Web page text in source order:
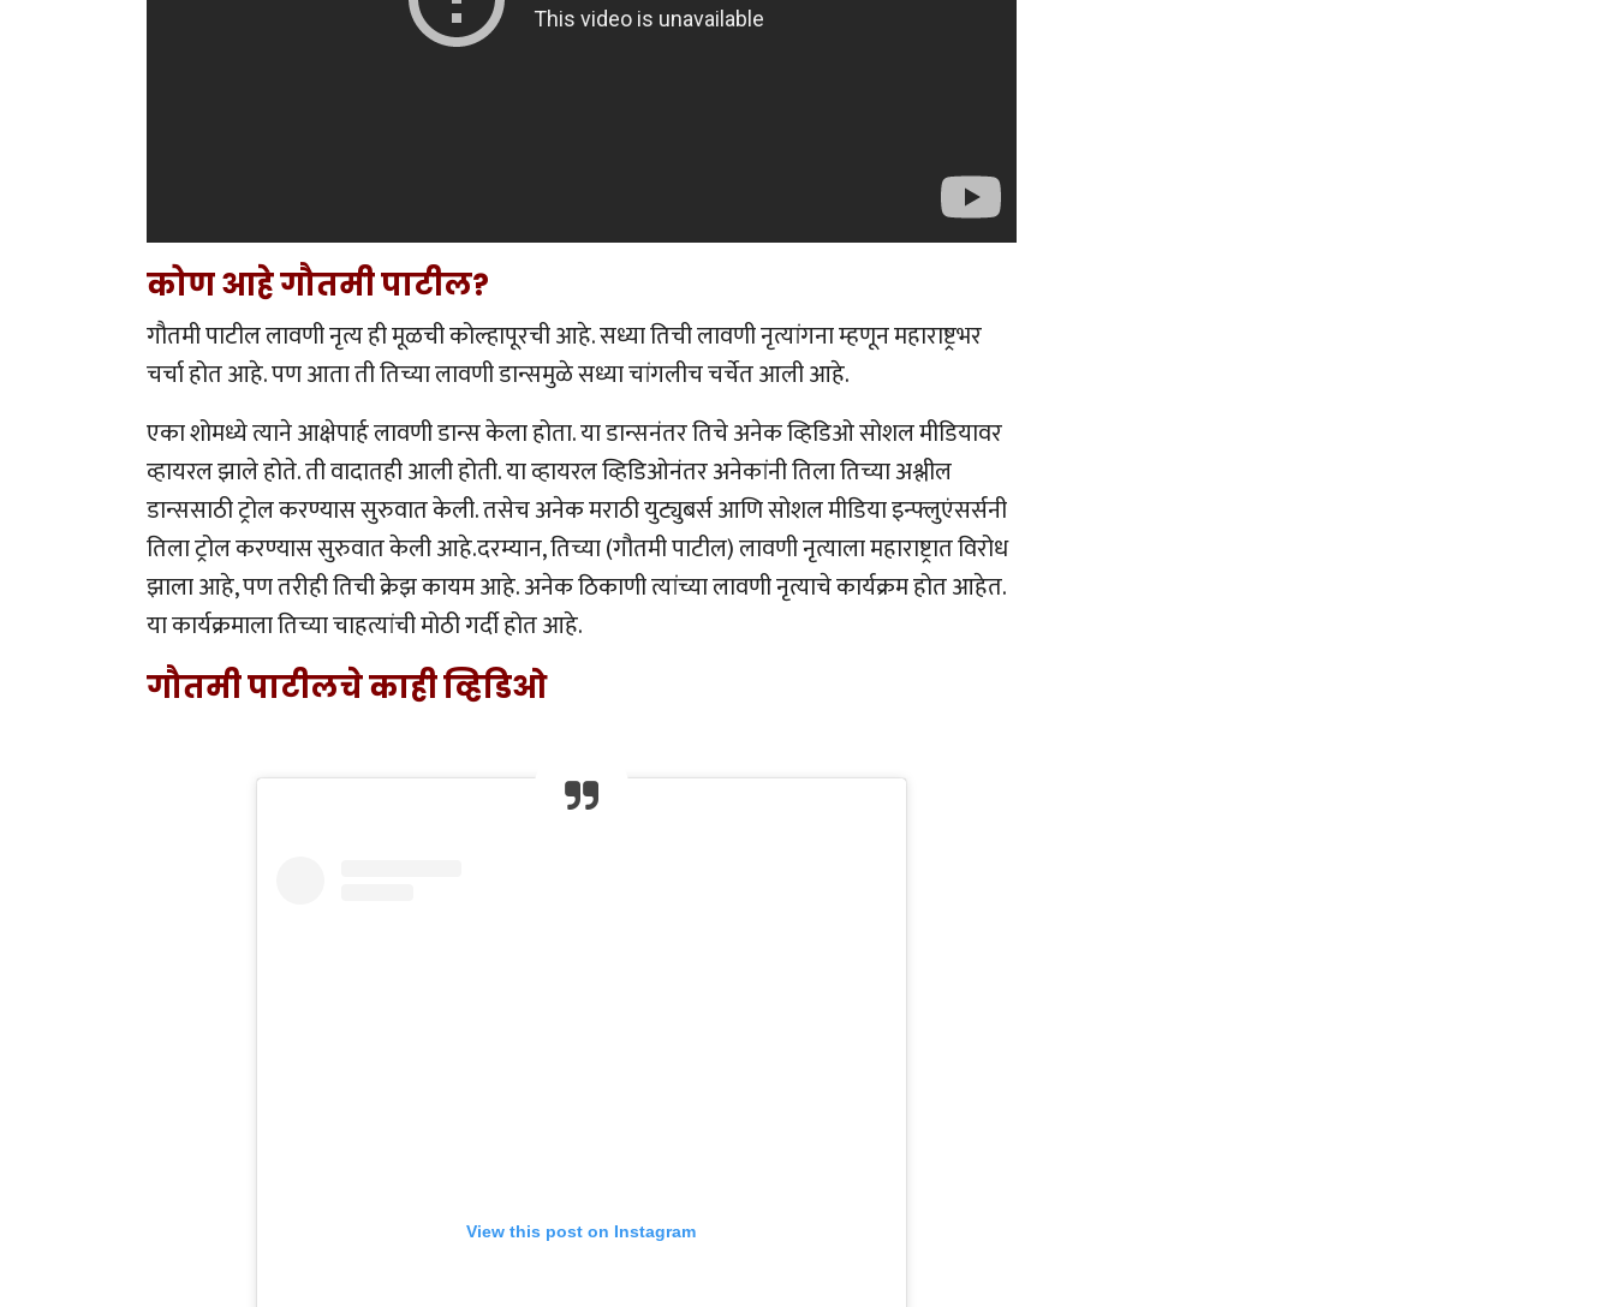
कोण आहे गौतमी पाटील?
गौतमी पाटील लावणी नृत्य ही मूळची कोल्हापूरची आहे. सध्या तिची लावणी नृत्यांगना म्हणून महाराष्ट्रभर
चर्चा होत आहे. पण आता ती तिच्या लावणी डान्समुळे सध्या चांगलीच चर्चेत आली आहे.
एका शोमध्ये त्याने आक्षेपार्ह लावणी डान्स केला होता. या डान्सनंतर तिचे अनेक व्हिडिओ सोशल मीडियावर
व्हायरल झाले होते. ती वादातही आली होती. या व्हायरल व्हिडिओनंतर अनेकांनी तिला तिच्या अश्लील
डान्ससाठी ट्रोल करण्यास सुरुवात केली. तसेच अनेक मराठी युट्युबर्स आणि सोशल मीडिया इन्फ्लुएंसर्सनी
तिला ट्रोल करण्यास सुरुवात केली आहे.दरम्यान, तिच्या (गौतमी पाटील) लावणी नृत्याला महाराष्ट्रात विरोध
झाला आहे, पण तरीही तिची क्रेझ कायम आहे. अनेक ठिकाणी त्यांच्या लावणी नृत्याचे कार्यक्रम होत आहेत.
या कार्यक्रमाला तिच्या चाहत्यांची मोठी गर्दी होत आहे.
गौतमी पाटीलचे काही व्हिडिओ
View this post on Instagram